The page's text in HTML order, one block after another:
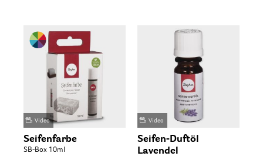
Video
Seifenfarbe
SB-Box 10ml
Video
Seifen-Duftöl
Lavendel